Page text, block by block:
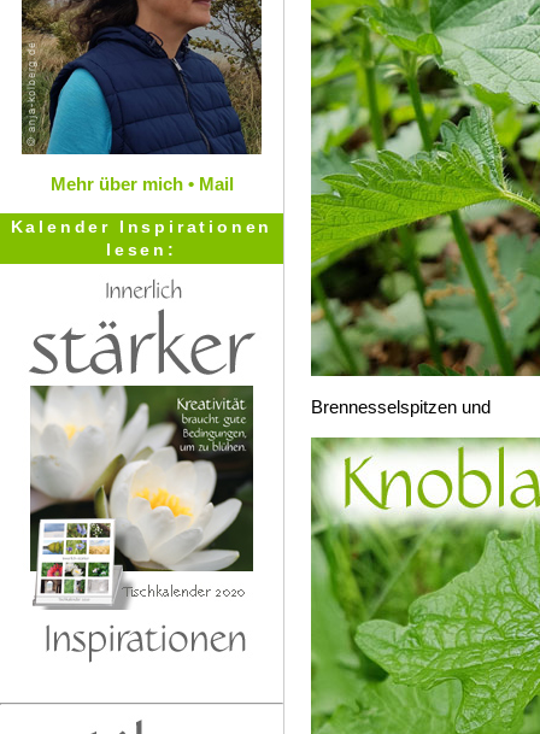
Brennesselspitzen und
Mehr über mich • Mail
Kalender Inspirationen
lesen: